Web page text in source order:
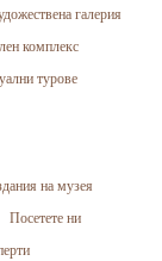
галерия
комплекс
турове
на музея
Посетете ни